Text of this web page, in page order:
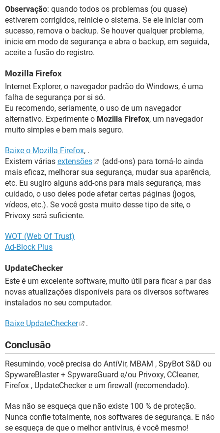
Observação: quando todos os problemas (ou quase)
estiverem corrigidos, reinicie o sistema. Se ele iniciar com
sucesso, remova o backup. Se houver qualquer problema,
inicie em modo de segurança e abra o backup, em seguida,
aceite a fusão do registro.
Mozilla Firefox
Internet Explorer, o navegador padrão do Windows, é uma
falha de segurança por si só.
Eu recomendo, seriamente, o uso de um navegador
alternativo. Experimente o Mozilla Firefox, um navegador
muito simples e bem mais seguro.
Baixe o Mozilla Firefox, .
Existem várias extensões
(add-ons) para torná-lo ainda
mais eficaz, melhorar sua segurança, mudar sua aparência,
etc. Eu sugiro alguns add-ons para mais segurança, mas
cuidado, o uso deles pode afetar certas páginas (jogos,
vídeos, etc.). Se você gosta muito desse tipo de site, o
Privoxy será suficiente.
WOT (Web Of Trust)
Ad-Block Plus
UpdateChecker
Este é um excelente software, muito útil para ficar a par das
novas atualizações disponíveis para os diversos softwares
instalados no seu computador.
Baixe UpdateChecker .
Conclusão
Resumindo, você precisa do AntiVir, MBAM , SpyBot S&D ou
SpywareBlaster + SpywareGuard e/ou Privoxy, CCleaner,
Firefox , UpdateChecker e um firewall (recomendado).
Mas não se esqueça que não existe 100 % de proteção.
Nunca confie totalmente, nos softwares de segurança. E não
se esqueça de que o melhor antivírus, é você mesmo!